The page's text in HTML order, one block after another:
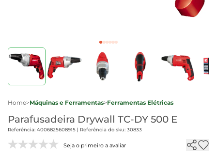
Home>Máquinas e Ferramentas>Ferramentas Elétricas
Parafusadeira Drywall TC-DY 500 E
Referência: 4006825608915 | Referência do sku: 30833
Seja o primeiro a avaliar